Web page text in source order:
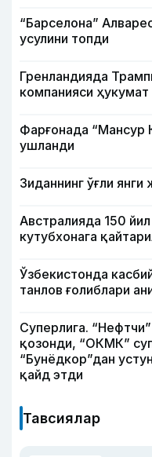
“Барселона”
усулини топди
Гренландияда
компанияси
Фарғонада “Мансур
ушланди
Зиданнинг ўғли
Австралияда 150
кутубхонага
Ўзбекистонда
танлов ғолиблари
Суперлига.
қозонди, “ОКМК”
“Бунёдкор”дан
қайд этди
Тавсиялар